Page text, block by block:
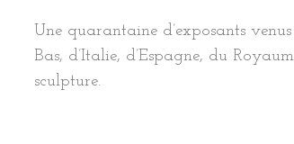
Une quarantaine d’exposants
Bas, d’Italie, d’Espagne, du
sculpture.